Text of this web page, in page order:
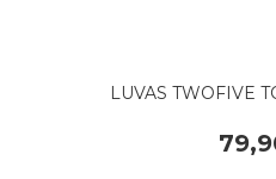
LUVAS TWOFIVE